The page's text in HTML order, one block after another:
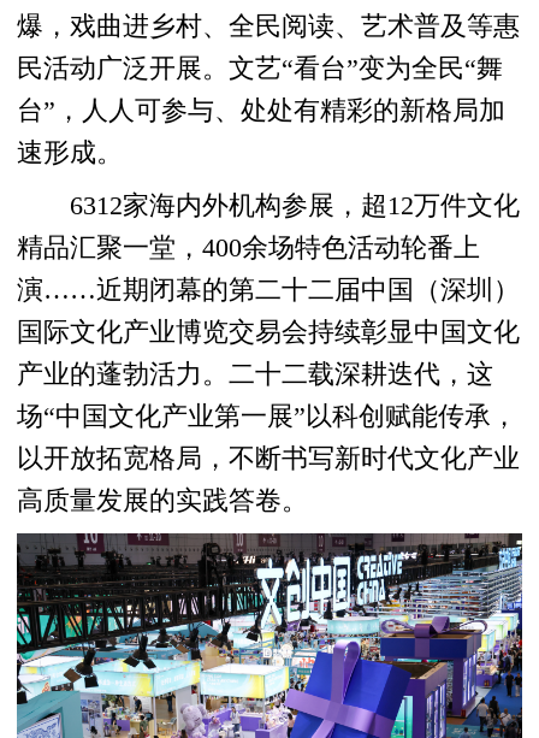
爆，戏曲进乡村、全民阅读、艺术普及等惠
民活动广泛开展。文艺“看台”变为全民“舞
台”，人人可参与、处处有精彩的新格局加
速形成。
6312家海内外机构参展，超12万件文化
精品汇聚一堂，400余场特色活动轮番上
演……近期闭幕的第二十二届中国（深圳）
国际文化产业博览交易会持续彰显中国文化
产业的蓬勃活力。二十二载深耕迭代，这
场“中国文化产业第一展”以科创赋能传承，
以开放拓宽格局，不断书写新时代文化产业
高质量发展的实践答卷。